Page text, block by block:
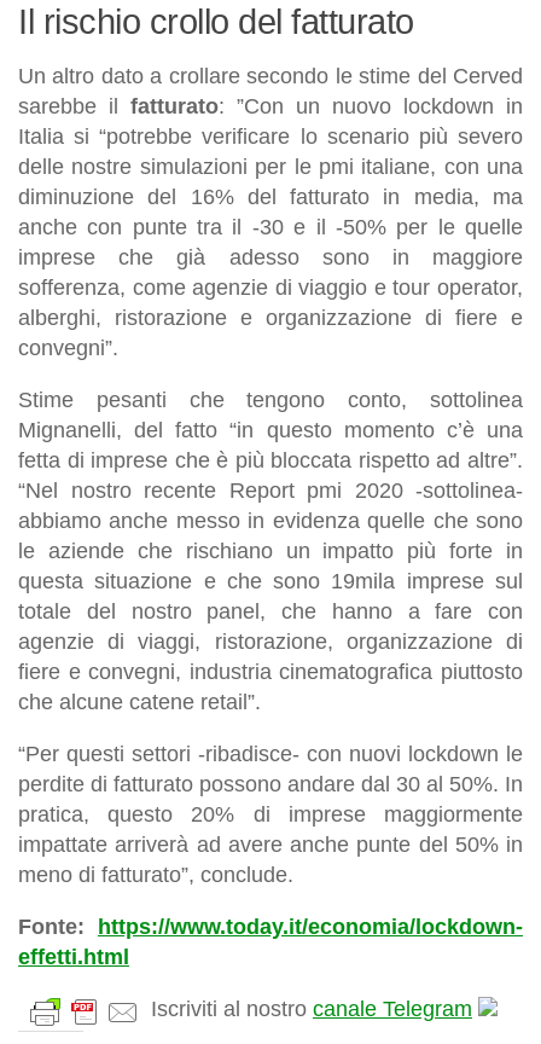
Il rischio crollo del fatturato
Un altro dato a crollare secondo le stime del Cerved
sarebbe il fatturato: ”Con un nuovo lockdown in
Italia si “potrebbe verificare lo scenario più severo
delle nostre simulazioni per le pmi italiane, con una
diminuzione del 16% del fatturato in media, ma
anche con punte tra il -30 e il -50% per le quelle
imprese che già adesso sono in maggiore
sofferenza, come agenzie di viaggio e tour operator,
alberghi, ristorazione e organizzazione di fiere e
convegni”.
Stime pesanti che tengono conto, sottolinea
Mignanelli, del fatto “in questo momento c’è una
fetta di imprese che è più bloccata rispetto ad altre”.
“Nel nostro recente Report pmi 2020 -sottolinea-
abbiamo anche messo in evidenza quelle che sono
le aziende che rischiano un impatto più forte in
questa situazione e che sono 19mila imprese sul
totale del nostro panel, che hanno a fare con
agenzie di viaggi, ristorazione, organizzazione di
fiere e convegni, industria cinematografica piuttosto
che alcune catene retail”.
“Per questi settori -ribadisce- con nuovi lockdown le
perdite di fatturato possono andare dal 30 al 50%. In
pratica, questo 20% di imprese maggiormente
impattate arriverà ad avere anche punte del 50% in
meno di fatturato”, conclude.
Fonte: https://www.today.it/economia/lockdown-
effetti.html
Iscriviti al nostro canale Telegram